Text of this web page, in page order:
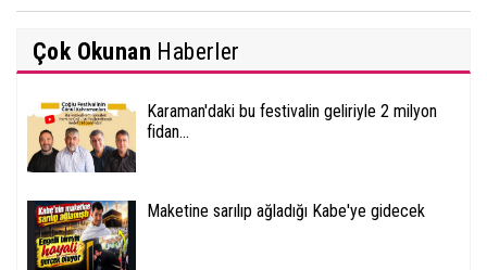
Çok Okunan Haberler
Karaman'daki bu festivalin geliriyle 2 milyon
fidan...
Maketine sarılıp ağladığı Kabe'ye gidecek